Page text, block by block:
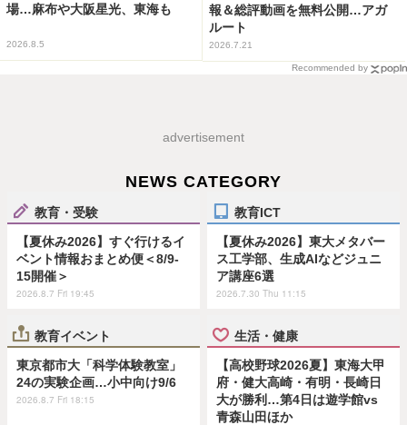
場…麻布や大阪星光、東海も
2026.8.5
報＆総評動画を無料公開…アガ
ルート
2026.7.21
Recommended by
advertisement
NEWS CATEGORY
教育・受験
【夏休み2026】すぐ行けるイ
ベント情報おまとめ便＜8/9-
15開催＞
2026.8.7 Fri 19:45
教育ICT
【夏休み2026】東大メタバー
ス工学部、生成AIなどジュニ
ア講座6選
2026.7.30 Thu 11:15
教育イベント
東京都市大「科学体験教室」
24の実験企画…小中向け9/6
2026.8.7 Fri 18:15
生活・健康
【高校野球2026夏】東海大甲
府・健大高崎・有明・長崎日
大が勝利…第4日は遊学館vs
青森山田ほか